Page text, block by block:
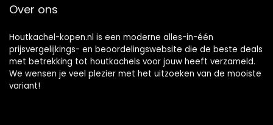
Over ons
Houtkachel-kopen.nl is een moderne alles-in-één
prijsvergelijkings- en beoordelingswebsite die de beste deals
met betrekking tot houtkachels voor jouw heeft verzameld.
We wensen je veel plezier met het uitzoeken van de mooiste
variant!